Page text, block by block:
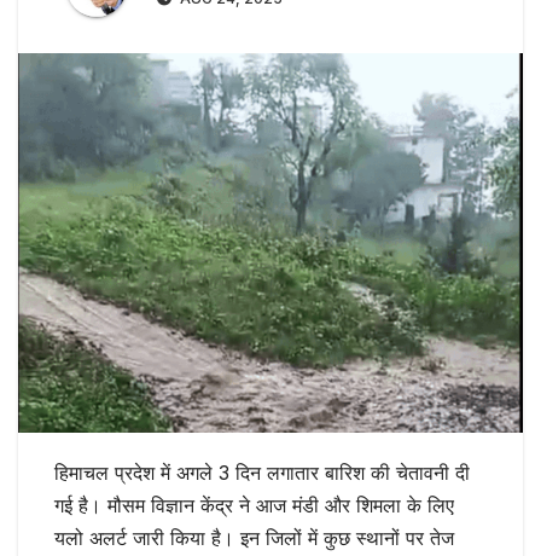
हिमाचल प्रदेश में अगले 3 दिन लगातार बारिश की चेतावनी दी
गई है। मौसम विज्ञान केंद्र ने आज मंडी और शिमला के लिए
यलो अलर्ट जारी किया है। इन जिलों में कुछ स्थानों पर तेज